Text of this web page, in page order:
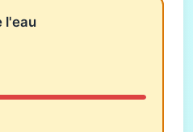
l'eau